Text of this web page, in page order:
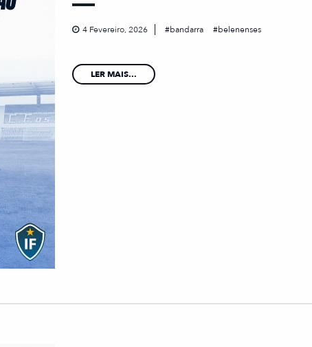
4 Fevereiro, 2026 bandarra belenenses
LER MAIS...